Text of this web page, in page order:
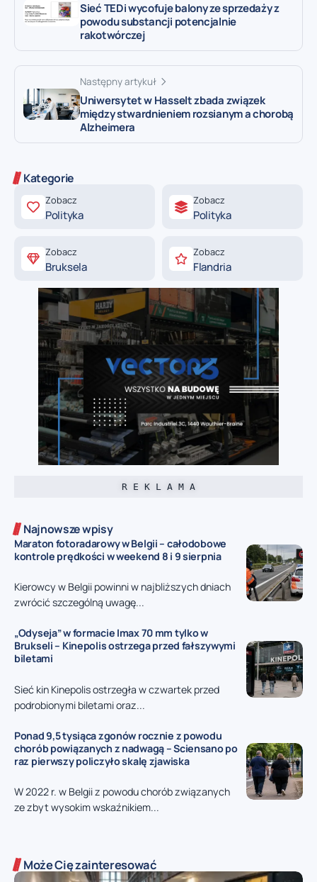
Sieć TEDi wycofuje balony ze sprzedaży z
powodu substancji potencjalnie
rakotwórczej
Następny artykuł
Uniwersytet w Hasselt zbada związek
między stwardnieniem rozsianym a chorobą
Alzheimera
Kategorie
Zobacz
Polityka
Zobacz
Polityka
Zobacz
Bruksela
Zobacz
Flandria
R E K L A M A
Najnowsze wpisy
Maraton fotoradarowy w Belgii – całodobowe
kontrole prędkości w weekend 8 i 9 sierpnia
Kierowcy w Belgii powinni w najbliższych dniach
zwrócić szczególną uwagę...
„Odyseja” w formacie Imax 70 mm tylko w
Brukseli – Kinepolis ostrzega przed fałszywymi
biletami
Sieć kin Kinepolis ostrzegła w czwartek przed
podrobionymi biletami oraz...
Ponad 9,5 tysiąca zgonów rocznie z powodu
chorób powiązanych z nadwagą – Sciensano po
raz pierwszy policzyło skalę zjawiska
W 2022 r. w Belgii z powodu chorób związanych
ze zbyt wysokim wskaźnikiem...
Może Cię zainteresować